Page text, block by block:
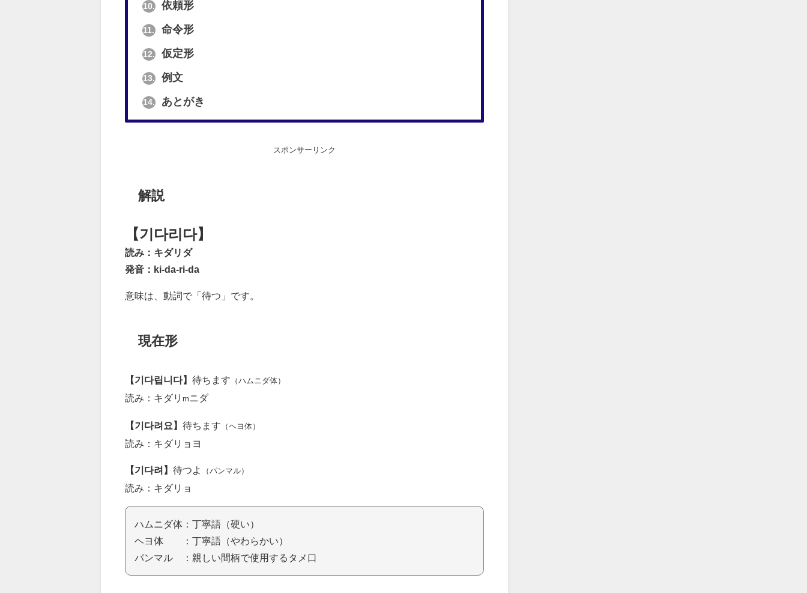
10. 依頼形
11. 命令形
12. 仮定形
13. 例文
14. あとがき
スポンサーリンク
解説
【기다리다】
読み：キダリダ
発音：ki-da-ri-da
意味は、動詞で「待つ」です。
現在形
【기다립니다】 待ちます （ハムニダ体）
読み：キダリ m ニダ
【기다려요】 待ちます （ヘヨ体）
読み：キダリョヨ
【기다려】 待つよ （パンマル）
読み：キダリョ
ハムニダ体：丁寧語（硬い）
ヘヨ体 ：丁寧語（やわらかい）
パンマル ：親しい間柄で使用するタメ口